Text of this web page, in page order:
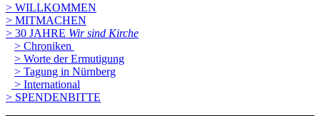
> WILLKOMMEN
> MITMACHEN
> 30 JAHRE Wir sind Kirche
> Chroniken
> Worte der Ermutigung
> Tagung in Nürnberg
> International
> SPENDENBITTE